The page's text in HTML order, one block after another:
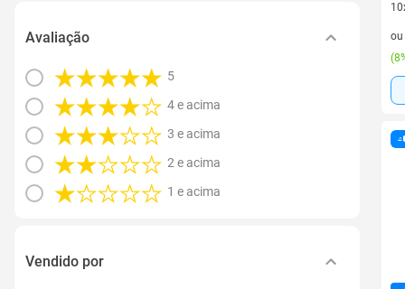
Avaliação
5
4 e acima
3 e acima
2 e acima
1 e acima
Vendido por
ou
(